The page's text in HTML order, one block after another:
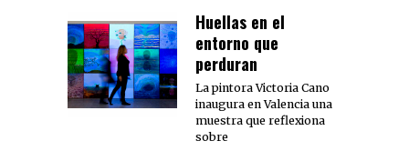
Huellas en el
entorno que
perduran
La pintora Victoria Cano
inaugura en Valencia una
muestra que reflexiona
sobre